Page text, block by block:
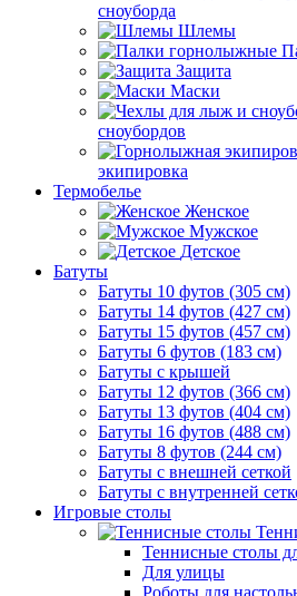
сноуборда
Шлемы
Защита
Маски
сноубордов
экипировка
Термобелье
Женское
Мужское
Детское
Батуты
Батуты 10 футов (305 см)
Батуты 14 футов (427 см)
Батуты 15 футов (457 см)
Батуты 6 футов (183 см)
Батуты с крышей
Батуты 12 футов (366 см)
Батуты 13 футов (404 см)
Батуты 16 футов (488 см)
Батуты 8 футов (244 см)
Батуты с внешней сеткой
Батуты с внутренней
Игровые столы
Теннисные столы
Для улицы
Роботы для